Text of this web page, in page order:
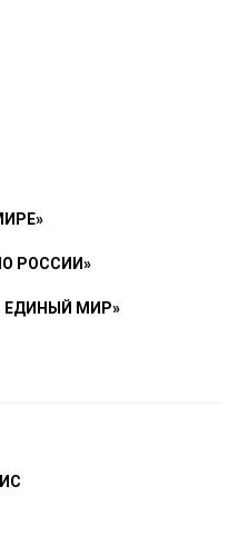
РОССИИ»
ЕДИНЫЙ МИР»